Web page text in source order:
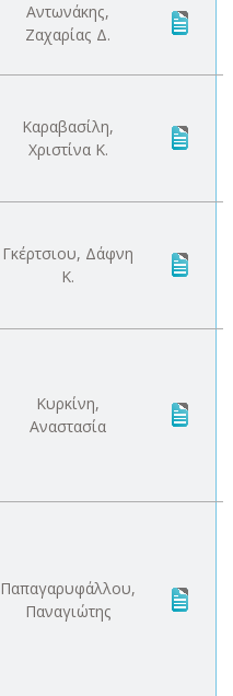
Αντωνάκης,
Ζαχαρίας Δ.
Καραβασίλη,
Χριστίνα Κ.
Γκέρτσιου, Δάφνη
Κ.
Κυρκίνη,
Αναστασία
Παπαγαρυφάλλου,
Παναγιώτης